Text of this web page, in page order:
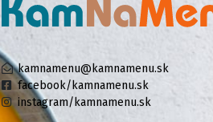
kamnamenu@kamnamenu.sk
facebook/kamnamenu.sk
instagram/kamnamenu.sk